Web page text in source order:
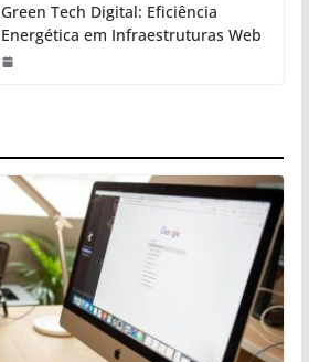
Green Tech Digital: Eficiência
Energética em Infraestruturas Web